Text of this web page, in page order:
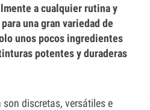
a cualquier rutina y
una gran variedad de
unos pocos ingredientes
potentes y duraderas
discretas, versátiles e